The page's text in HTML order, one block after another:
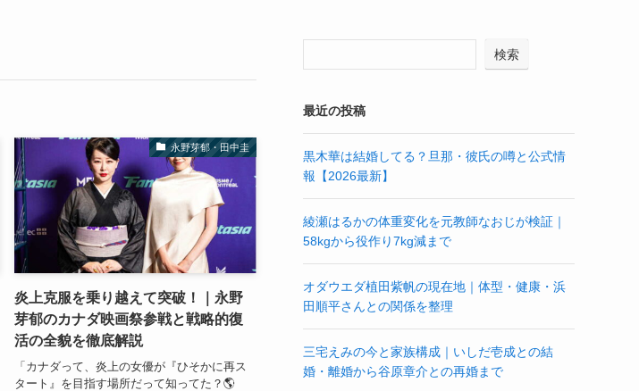
永野芽郁・田中圭
炎上克服を乗り越えて突破！｜永野
芽郁のカナダ映画祭参戦と戦略的復
活の全貌を徹底解説
「カナダって、炎上の女優が『ひそかに再ス
タート』を目指す場所だって知ってた？🌎
検索
最近の投稿
黒木華は結婚してる？旦那・彼氏の噂と公式情
報【2026最新】
綾瀬はるかの体重変化を元教師なおじが検証｜
58kgから役作り7kg減まで
オダウエダ植田紫帆の現在地｜体型・健康・浜
田順平さんとの関係を整理
三宅えみの今と家族構成｜いしだ壱成との結
婚・離婚から谷原章介との再婚まで